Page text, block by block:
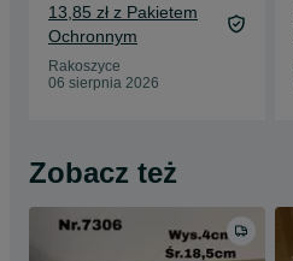
13,85 zł z Pakietem
Ochronnym
Rakoszyce
06 sierpnia 2026
Zobacz też